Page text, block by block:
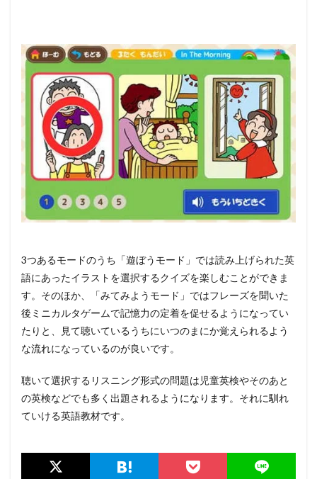
3つあるモードのうち「遊ぼうモード」では読み上げられた英
語にあったイラストを選択するクイズを楽しむことができま
す。そのほか、「みてみようモード」ではフレーズを聞いた
後ミニカルタゲームで記憶力の定着を促せるようになってい
たりと、見て聴いているうちにいつのまにか覚えられるよう
な流れになっているのが良いです。
聴いて選択するリスニング形式の問題は児童英検やそのあと
の英検などでも多く出題されるようになります。それに馴れ
ていける英語教材です。